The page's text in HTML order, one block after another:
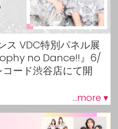
ス VDC特別パネル展
no Dance!!』6/
ード渋谷店にて開
...more ▾